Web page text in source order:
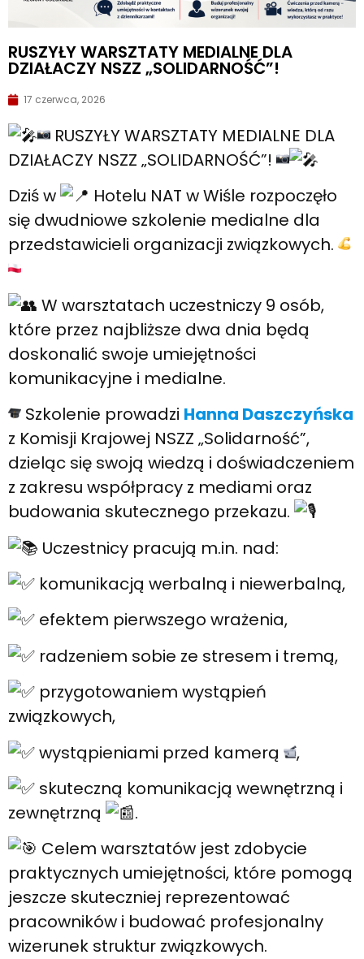
RUSZYŁY WARSZTATY MEDIALNE DLA
DZIAŁACZY NSZZ „SOLIDARNOŚĆ”!
17 czerwca, 2026
RUSZYŁY WARSZTATY MEDIALNE DLA
DZIAŁACZY NSZZ „SOLIDARNOŚĆ”!
Dziś w
Hotelu NAT w Wiśle rozpoczęło
się dwudniowe szkolenie medialne dla
przedstawicieli organizacji związkowych.
W warsztatach uczestniczy 9 osób,
które przez najbliższe dwa dnia będą
doskonalić swoje umiejętności
komunikacyjne i medialne.
Szkolenie prowadzi Hanna Daszczyńska
z Komisji Krajowej NSZZ „Solidarność”,
dzieląc się swoją wiedzą i doświadczeniem
z zakresu współpracy z mediami oraz
budowania skutecznego przekazu.
Uczestnicy pracują m.in. nad:
komunikacją werbalną i niewerbalną,
efektem pierwszego wrażenia,
radzeniem sobie ze stresem i tremą,
przygotowaniem wystąpień
związkowych,
wystąpieniami przed kamerą
,
skuteczną komunikacją wewnętrzną i
zewnętrzną
.
Celem warsztatów jest zdobycie
praktycznych umiejętności, które pomogą
jeszcze skuteczniej reprezentować
pracowników i budować profesjonalny
wizerunek struktur związkowych.